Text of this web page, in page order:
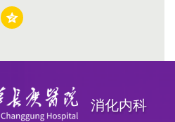
消化内科